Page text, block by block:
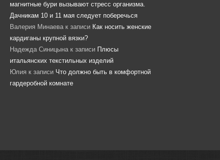
магнитные бури вызывают стресс организма.
Дачникам 10 и 11 мая следует поберечься
Валерия Минаева к записи Как носить женские
кардиганы крупной вязки?
Надежда Синицына к записи Плюсы
итальянских текстильных изделий
Юлия к записи Что должно быть в комфортной
гардеробной комнате